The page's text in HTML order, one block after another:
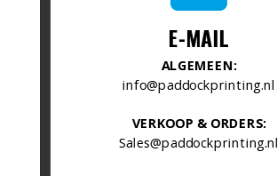
envelope
E-MAIL
ALGEMEEN:
info@paddockprinting.nl
VERKOOP & ORDERS:
Sales@paddockprinting.nl